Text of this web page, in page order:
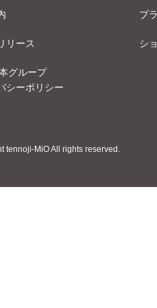
プ
リース シ
グループ
シーポリシー
tennoji-MiO All rights reserved.